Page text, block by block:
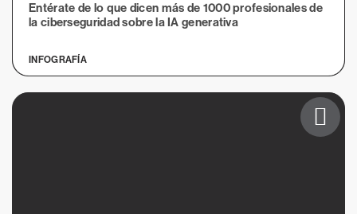
Entérate de lo que dicen más de 1000 profesionales de
la ciberseguridad sobre la IA generativa
INFOGRAFÍA